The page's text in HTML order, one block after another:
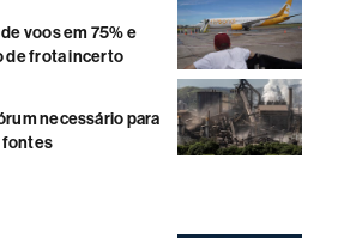
voos em 75% e
de frota incerto
necessário para
fontes